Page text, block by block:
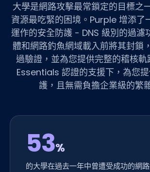
大學是網路攻擊最常鎖定的目標之
資源最吃緊的困境。Purple 增添了
運作的安全防護 - DNS 級別的過濾
體和網路釣魚網域載入前將其封鎖
過驗證，並為您提供完整的稽核
Essentials 認證的支援下，為您
護，且無需負擔企業級的繁
53%
的大學在過去一年中曾遭受成功的網